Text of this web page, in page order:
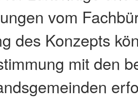
vom
des Konzepts
mit den